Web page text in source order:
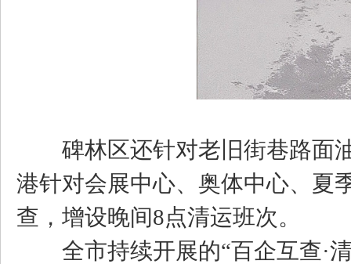
碑林区还针对老旧街巷路面油
港针对会展中心、奥体中心、夏
查，增设晚间8点清运班次。
全市持续开展的“百企互查·清